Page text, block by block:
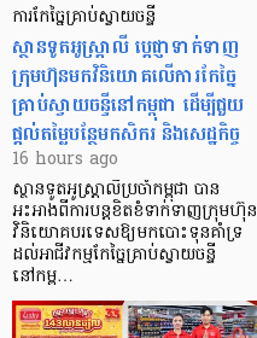
ការកែច្នៃគ្រាប់ស្វាយចន្ទី
ស្ថានទូតអូស្ត្រាលី ប្តេជ្ញាទាក់ទាញ
ក្រុមហ៊ុនមក​វិនិយោគលើការកែច្នៃ
គ្រាប់ស្វាយចន្ទីនៅកម្ពុជា ដើម្បីជួយ
ផ្តល់តម្លៃបន្ថែមកសិករ និងសេដ្ឋកិច្ច
16 hours ago
ស្ថានទូតអូស្ត្រាលីប្រចាំកម្ពុជា បាន
អះអាងពីការបន្តខិតខំទាក់ទាញក្រុមហ៊ុន
វិនិយោគបរទេសឱ្យមកបោះទុនគាំទ្រ
ដល់អាជីវកម្មកែច្នៃគ្រាប់ស្វាយចន្ទី
នៅកម្ព…